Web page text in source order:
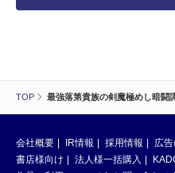
TOP 最強落第貴族の剣魔極めし暗闘
会社概要 IR情報 採用情報 広
書店様向け
法人様一括購入